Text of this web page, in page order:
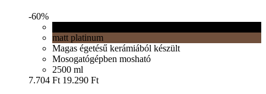
-60%
matt platinum
Magas égetésű kerámiából készült
Mosogatógépben mosható
2500 ml
7.704 Ft 19.290 Ft